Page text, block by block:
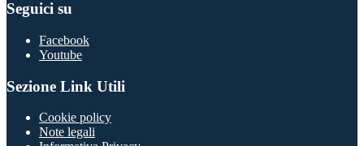
Seguici su
Facebook
Youtube
Sezione Link Utili
Cookie policy
Note legali